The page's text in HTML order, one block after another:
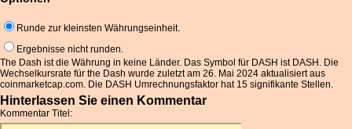
Runde zur kleinsten Währungseinheit.
Ergebnisse nicht runden.
The Dash ist die Währung in keine Länder. Das Symbol für DASH ist DASH. Die
Wechselkursrate für the Dash wurde zuletzt am 26. Mai 2024 aktualisiert aus
coinmarketcap.com. Die DASH Umrechnungsfaktor hat 15 signifikante Stellen.
Hinterlassen Sie einen Kommentar
Kommentar Titel: